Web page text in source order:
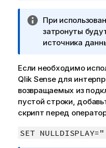
П
р
и
е
ч
а
н
и
к
При
затронуты
источника
Если необходимо
Qlik Senseдля
возвращаемых из
пустой строки,
скрипт перед
SET